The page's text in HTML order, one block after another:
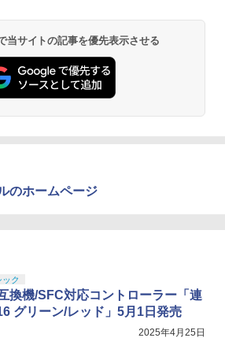
当サイトの記事を優先表示させる
のホームページ
ック
換機/SFC対応コントローラー「連
グリーン/レッド」5月1日発売
2025年4月25日